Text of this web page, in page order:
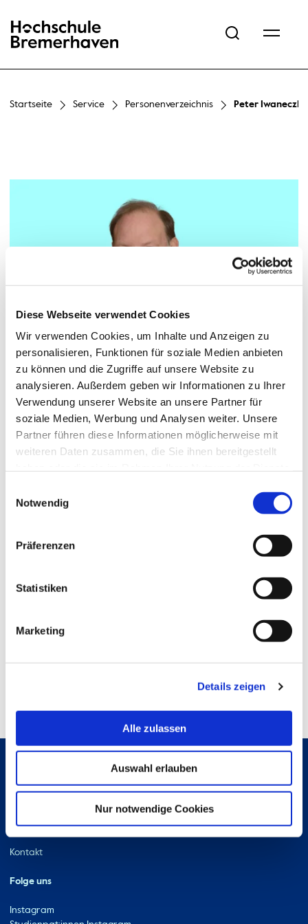
Diese Webseite verwendet Cookies
Wir verwenden Cookies, um Inhalte und Anzeigen zu
personalisieren, Funktionen für soziale Medien anbieten
zu können und die Zugriffe auf unsere Website zu
analysieren. Außerdem geben wir Informationen zu Ihrer
Verwendung unserer Website an unsere Partner für
soziale Medien, Werbung und Analysen weiter. Unsere
Partner führen diese Informationen möglicherweise mit
weiteren Daten zusammen, die Sie ihnen bereitgestellt
Notwendig
Präferenzen
Statistiken
Marketing
Details zeigen
Alle zulassen
Auswahl erlauben
Nur notwendige Cookies
Hochschule Bremerhaven
Startseite Service Personenverzeichnis Peter Iwaneczko
© Hochschule Bremerhaven/ Peter Iwaneczko
27568 Bremerhaven
Hochschule Bremerhaven
27568 Bremerhaven
Ressourcen
Kontakt
Folge uns
Instagram